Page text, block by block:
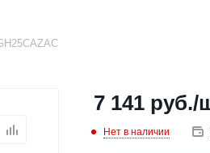
7 141 руб./
Нет в наличии